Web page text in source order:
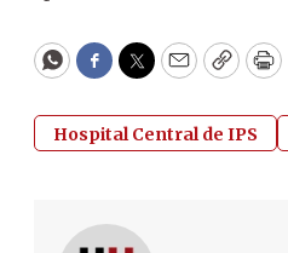
WhatsApp
Facebook
Twitter
EmailCopy
Hospital Central de IPS